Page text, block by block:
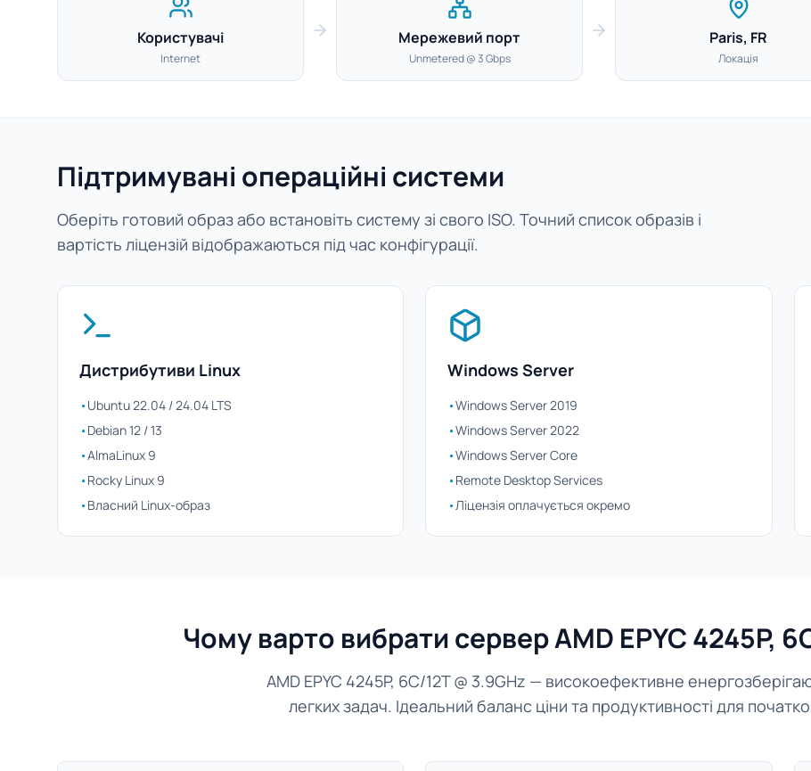
Користувачі
Internet
Мережевий порт
Unmetered @ 3 Gbps
Paris, FR
Локація
Підтримувані операційні системи
Оберіть готовий образ або встановіть систему зі свого ISO. Точний список образів і
вартість ліцензій відображаються під час конфігурації.
Дистрибутиви Linux
•Ubuntu 22.04 / 24.04 LTS
•Debian 12 / 13
•AlmaLinux 9
•Rocky Linux 9
•Власний Linux-образ
Windows Server
•Windows Server 2019
•Windows Server 2022
•Windows Server Core
•Remote Desktop Services
•Ліцензія оплачується окремо
Чому варто вибрати сервер AMD EPYC 4245P,
AMD EPYC 4245P, 6C/12T @ 3.9GHz — високоефективне
легких задач. Ідеальний баланс ціни та продуктивності для